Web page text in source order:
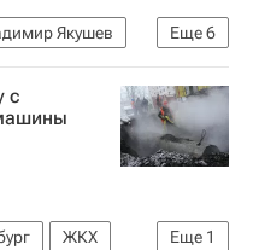
Еще6
Якушев
с
Еще 1
ЖКХ